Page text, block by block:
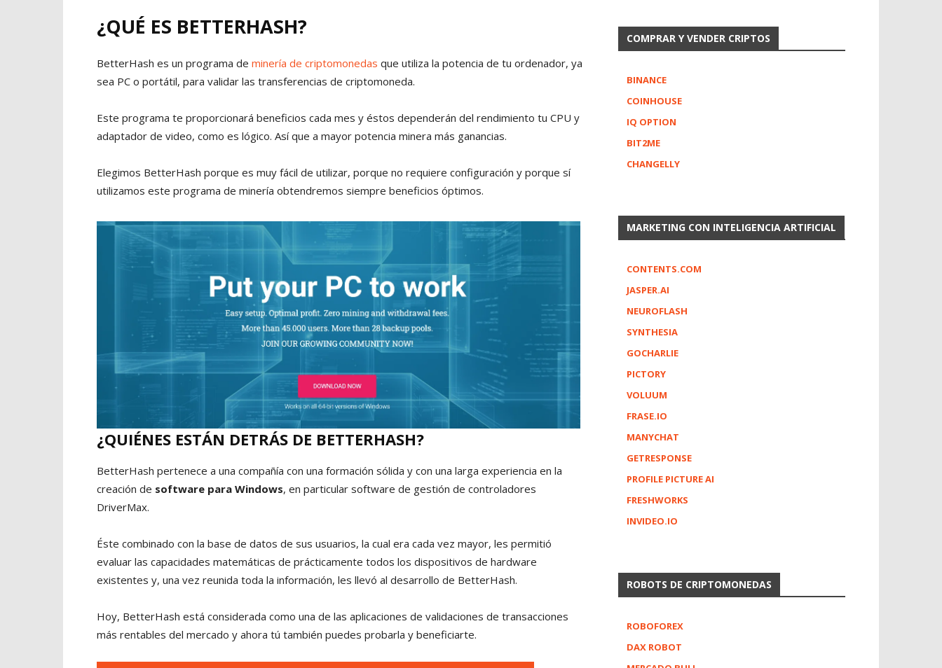
¿QUÉ ES BETTERHASH?
BetterHash es un programa de minería de criptomonedas que utiliza la potencia de tu ordenador, ya
sea PC o portátil, para validar las transferencias de criptomoneda.
Este programa te proporcionará beneficios cada mes y éstos dependerán del rendimiento tu CPU y
adaptador de video, como es lógico. Así que a mayor potencia minera más ganancias.
Elegimos BetterHash porque es muy fácil de utilizar, porque no requiere configuración y porque sí
utilizamos este programa de minería obtendremos siempre beneficios óptimos.
¿QUIÉNES ESTÁN DETRÁS DE BETTERHASH?
BetterHash pertenece a una compañía con una formación sólida y con una larga experiencia en la
creación de software para Windows, en particular software de gestión de controladores
DriverMax.
Éste combinado con la base de datos de sus usuarios, la cual era cada vez mayor, les permitió
evaluar las capacidades matemáticas de prácticamente todos los dispositivos de hardware
existentes y, una vez reunida toda la información, les llevó al desarrollo de BetterHash.
Hoy, BetterHash está considerada como una de las aplicaciones de validaciones de transacciones
más rentables del mercado y ahora tú también puedes probarla y beneficiarte.
COMPRAR Y VENDER CRIPTOS
BINANCE
COINHOUSE
IQ OPTION
BIT2ME
CHANGELLY
MARKETING CON INTELIGENCIA ARTIFICIAL
CONTENTS.COM
JASPER.AI
NEUROFLASH
SYNTHESIA
GOCHARLIE
PICTORY
VOLUUM
FRASE.IO
MANYCHAT
GETRESPONSE
PROFILE PICTURE AI
FRESHWORKS
INVIDEO.IO
ROBOTS DE CRIPTOMONEDAS
ROBOFOREX
DAX ROBOT